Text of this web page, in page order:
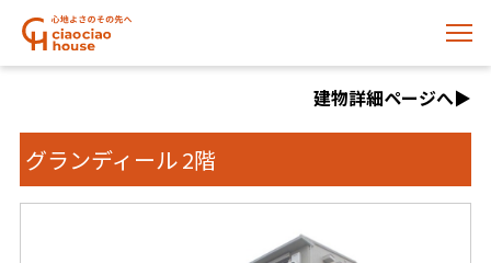
建物詳細ページへ▶️
グランディール 2階